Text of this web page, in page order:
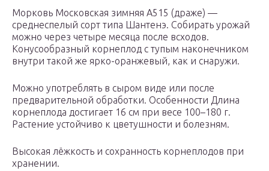
Морковь Московская зимняя А515 (драже) —
среднеспелый сорт типа Шантенэ. Собирать урожай
можно через четыре месяца после всходов.
Конусообразный корнеплод с тупым наконечником
внутри такой же ярко-оранжевый, как и снаружи.
Можно употреблять в сыром виде или после
предварительной обработки. Особенности Длина
корнеплода достигает 16 см при весе 100–180 г.
Растение устойчиво к цветушности и болезням.
Высокая лёжкость и сохранность корнеплодов при
хранении.